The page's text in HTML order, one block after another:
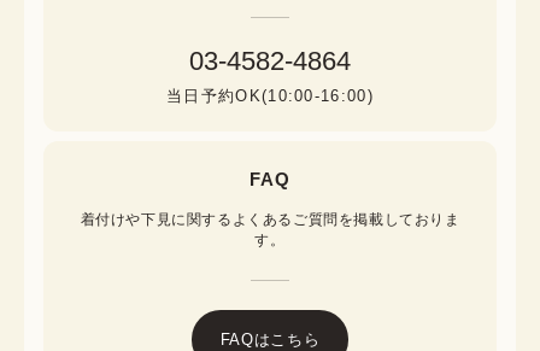
03-4582-4864
当日予約OK(10:00-16:00)
FAQ
着付けや下見に関するよくあるご質問を掲載しておりま
す。
FAQはこちら